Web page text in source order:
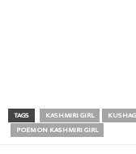
TAGS KASHMIRI GIRL
POEM ON KASHMIRI GIRL